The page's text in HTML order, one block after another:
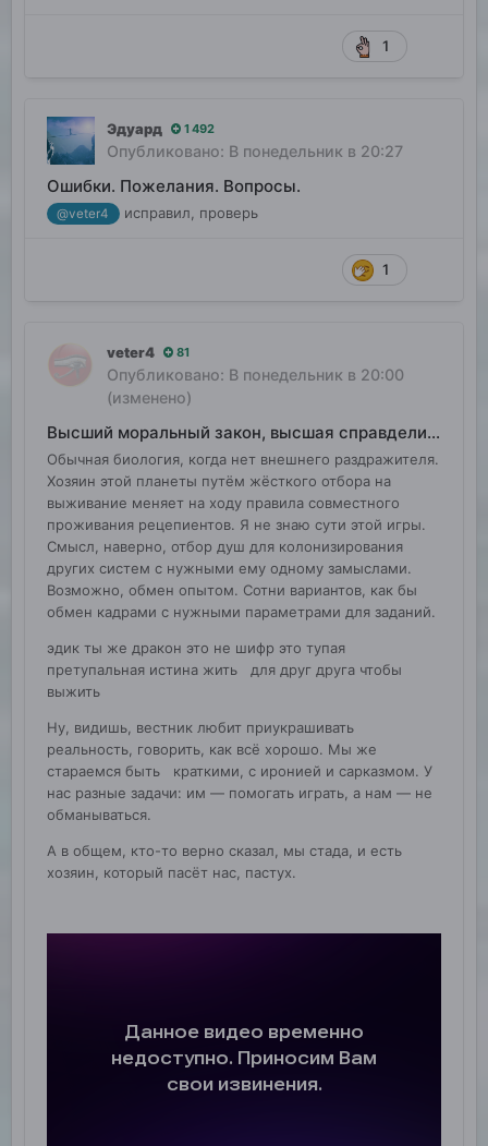
1
Эдуард 1 492
Опубликовано: В понедельник в 20:27
Ошибки. Пожелания. Вопросы.
@veter4 исправил, проверь
1
veter4 81
Опубликовано: В понедельник в 20:00
(изменено)
Высший моральный закон, высшая справделивость
Обычная биология, когда нет внешнего раздражителя.
Хозяин этой планеты путём жёсткого отбора на
выживание меняет на ходу правила совместного
проживания рецепиентов. Я не знаю сути этой игры.
Смысл, наверно, отбор душ для колонизирования
других систем с нужными ему одному замыслами.
Возможно, обмен опытом. Сотни вариантов, как бы
обмен кадрами с нужными параметрами для заданий.
эдик ты же дракон это не шифр это тупая
претупальная истина жить для друг друга чтобы
выжить
Ну, видишь, вестник любит приукрашивать
реальность, говорить, как всё хорошо. Мы же
стараемся быть краткими, с иронией и сарказмом. У
нас разные задачи: им — помогать играть, а нам — не
обманываться.
А в общем, кто-то верно сказал, мы стада, и есть
хозяин, который пасёт нас, пастух.